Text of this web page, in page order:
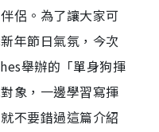
侶。為了讓大家可
年節日氣氛，今次
舉辦的「單身狗揮
象，一邊學習寫揮
不要錯過這篇介紹